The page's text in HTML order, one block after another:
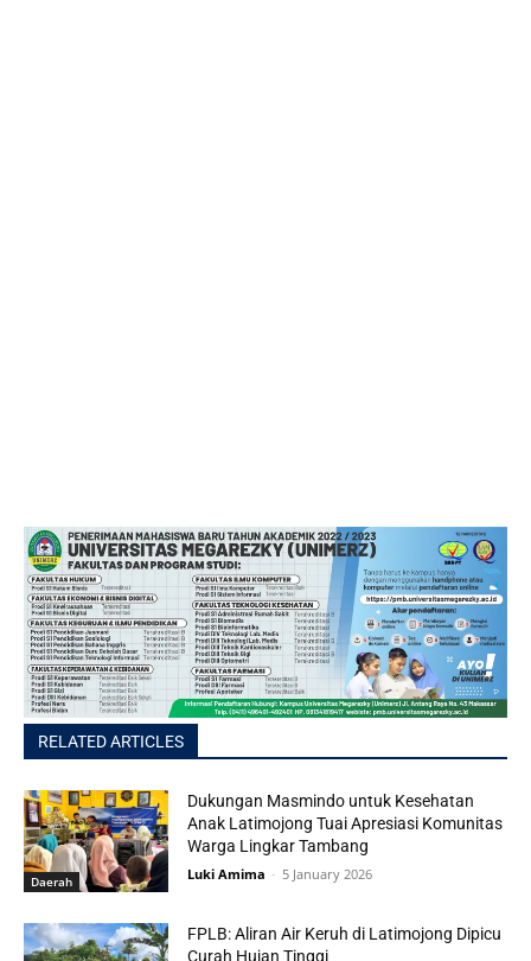
RELATED ARTICLES
Daerah
Dukungan Masmindo untuk Kesehatan
Anak Latimojong Tuai Apresiasi Komunitas
Warga Lingkar Tambang
Luki Amima - 5 January 2026
FPLB: Aliran Air Keruh di Latimojong Dipicu
Curah Hujan Tinggi